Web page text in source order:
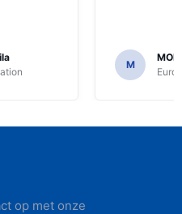
M
op met onze